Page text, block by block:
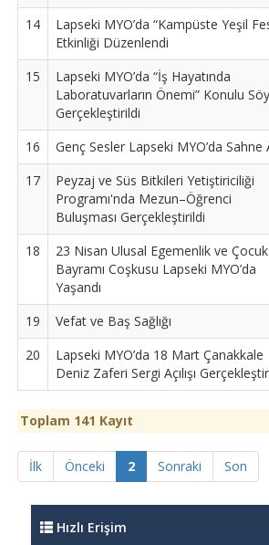
14
Lapseki MYO’da “Kampüste Yeşil
Etkinliği Düzenlendi
15
Lapseki MYO’da “İş Hayatında
Laboratuvarların Önemi” Konulu
Gerçekleştirildi
16 Genç Sesler Lapseki MYO’da Sahne
17
Peyzaj ve Süs Bitkileri Yetiştiriciliği
Programı'nda Mezun–Öğrenci
Buluşması Gerçekleştirildi
18
23 Nisan Ulusal Egemenlik ve Çocuk
Bayramı Coşkusu Lapseki MYO’da
Yaşandı
19 Vefat ve Baş Sağlığı
20
Lapseki MYO’da 18 Mart Çanakkale
Deniz Zaferi Sergi Açılışı
Toplam 141 Kayıt
İlk Önceki 2 Sonraki Son
Hızlı Erişim